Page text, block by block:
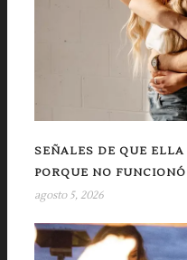
SEÑALES DE QUE ELLA
PORQUE NO
agosto 5, 2026